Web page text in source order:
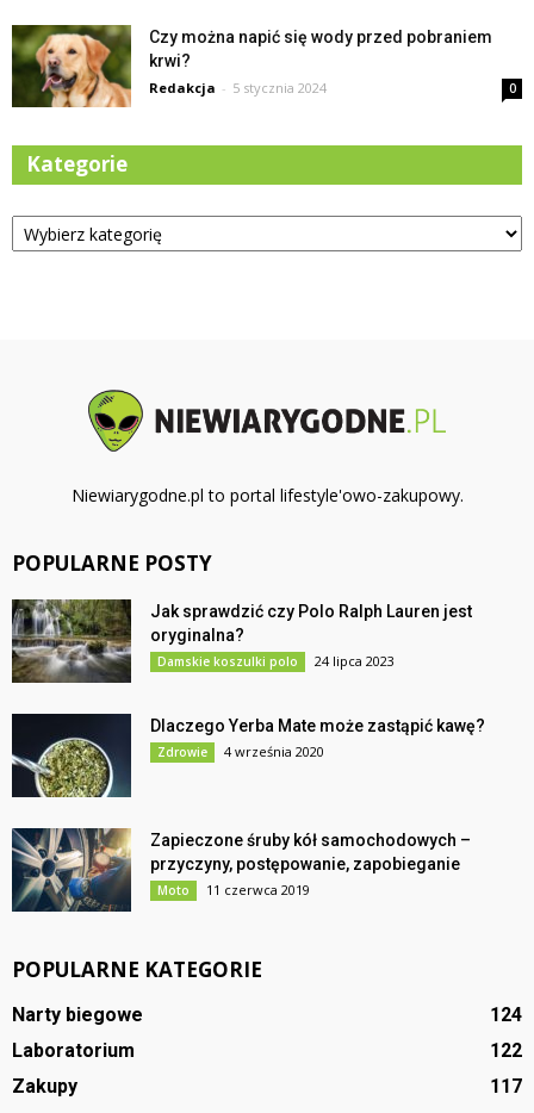
Czy można napić się wody przed pobraniem
krwi?
Redakcja - 5 stycznia 2024 0
Kategorie
Kategorie
Niewiarygodne.pl to portal lifestyle'owo-zakupowy.
POPULARNE POSTY
Jak sprawdzić czy Polo Ralph Lauren jest
oryginalna?
Damskie koszulki polo 24 lipca 2023
Dlaczego Yerba Mate może zastąpić kawę?
Zdrowie 4 września 2020
Zapieczone śruby kół samochodowych –
przyczyny, postępowanie, zapobieganie
Moto 11 czerwca 2019
POPULARNE KATEGORIE
Narty biegowe
124
Laboratorium
122
Zakupy
117